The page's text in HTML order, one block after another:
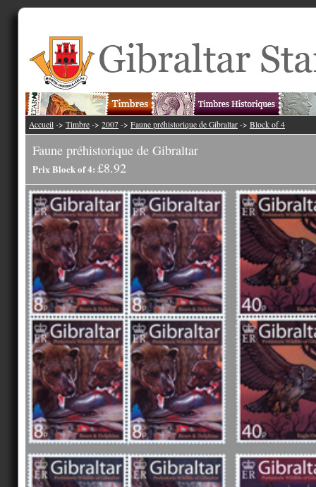
Accueil -> Timbre -> 2007 -> Faune préhistorique de Gibraltar -> Block of 4
Faune préhistorique de Gibraltar
Prix Block of 4: £8.92